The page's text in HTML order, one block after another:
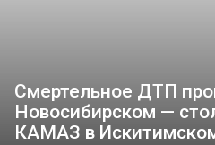
Смертельное ДТП
Новосибирском —
КАМАЗ в